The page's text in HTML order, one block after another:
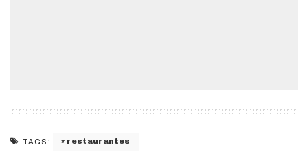
TAGS: restaurantes